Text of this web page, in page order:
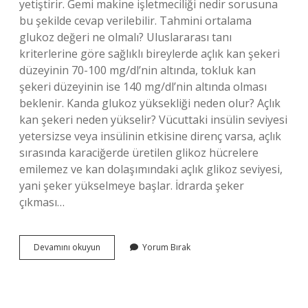
yetiştirir. Gemi makine işletmeciliği nedir sorusuna
bu şekilde cevap verilebilir. Tahmini ortalama
glukoz değeri ne olmalı? Uluslararası tanı
kriterlerine göre sağlıklı bireylerde açlık kan şekeri
düzeyinin 70-100 mg/dl’nin altında, tokluk kan
şekeri düzeyinin ise 140 mg/dl’nin altında olması
beklenir. Kanda glukoz yüksekliği neden olur? Açlık
kan şekeri neden yükselir? Vücuttaki insülin seviyesi
yetersizse veya insülinin etkisine direnç varsa, açlık
sırasında karaciğerde üretilen glikoz hücrelere
emilemez ve kan dolaşımındaki açlık glikoz seviyesi,
yani şeker yükselmeye başlar. İdrarda şeker
çıkması…
Devamını okuyun
Ne
Yorum Bırak